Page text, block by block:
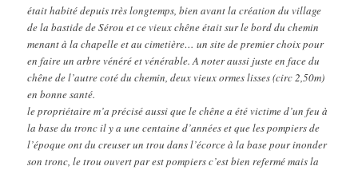
était habité depuis très longtemps, bien avant la création du village
de la bastide de Sérou et ce vieux chêne était sur le bord du chemin
menant à la chapelle et au cimetière… un site de premier choix pour
en faire un arbre vénéré et vénérable. A noter aussi juste en face du
chêne de l’autre coté du chemin, deux vieux ormes lisses (circ 2,50m)
en bonne santé.
le propriétaire m’a précisé aussi que le chêne a été victime d’un feu à
la base du tronc il y a une centaine d’années et que les pompiers de
l’époque ont du creuser un trou dans l’écorce à la base pour inonder
son tronc, le trou ouvert par est pompiers c’est bien refermé mais la